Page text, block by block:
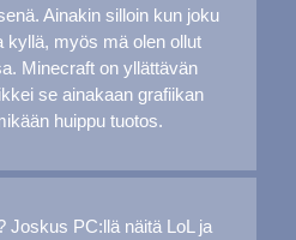
Ainakin silloin kun joku
kyllä, myös mä olen ollut
Minecraft on yllättävän
se ainakaan grafiikan
huippu tuotos.
Joskus PC:llä näitä LoL ja